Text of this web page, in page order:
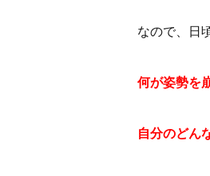
なので、日
何が姿勢を
自分のどん